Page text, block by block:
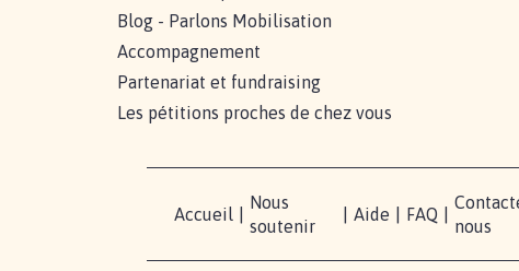
Blog - Parlons Mobilisation
Accompagnement
Partenariat et fundraising
Les pétitions proches de chez vous
Accueil
Nous
soutenir
Aide FAQ
nous